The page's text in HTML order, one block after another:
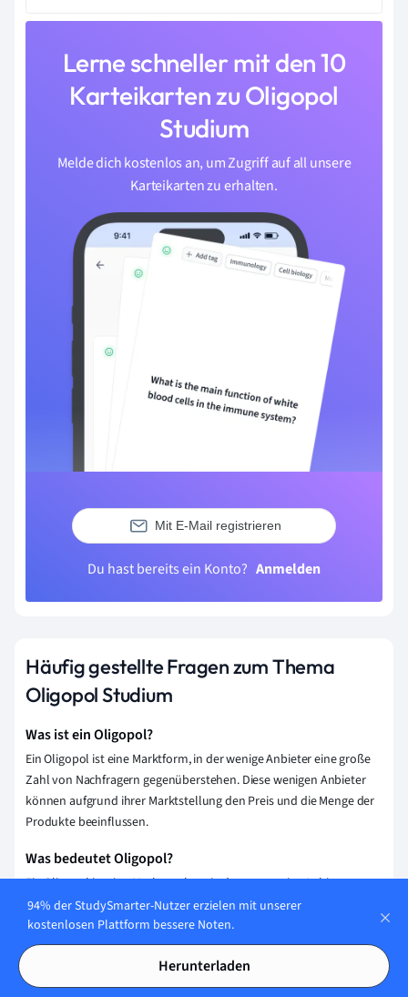
Lerne schneller mit den 10
Karteikarten zu Oligopol
Studium
Melde dich kostenlos an, um Zugriff auf all unsere
Karteikarten zu erhalten.
Mit E-Mail registrieren
Du hast bereits ein Konto? Anmelden
Häufig gestellte Fragen zum Thema
Oligopol Studium
Was ist ein Oligopol?
Ein Oligopol ist eine Marktform, in der wenige Anbieter eine große
Zahl von Nachfragern gegenüberstehen. Diese wenigen Anbieter
können aufgrund ihrer Marktstellung den Preis und die Menge der
Produkte beeinflussen.
Was bedeutet Oligopol?
Ein Oligopol ist eine Marktstruktur, in der nur wenige Anbieter
existieren. Diese wenigen Anbieter bestimmen den Großteil des
Marktanteils und haben daher erheblichen Einfluss auf
Preisgestaltung und Marktbedingungen.
Was ist ein Beispiel für ein Oligopol?
94% der StudySmarter-Nutzer erzielen mit unserer
kostenlosen Plattform bessere Noten.
Herunterladen